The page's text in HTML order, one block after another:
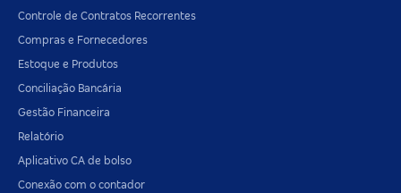
Controle de Contratos Recorrentes
Compras e Fornecedores
Estoque e Produtos
Conciliação Bancária
Gestão Financeira
Relatório
Aplicativo CA de bolso
Conexão com o contador